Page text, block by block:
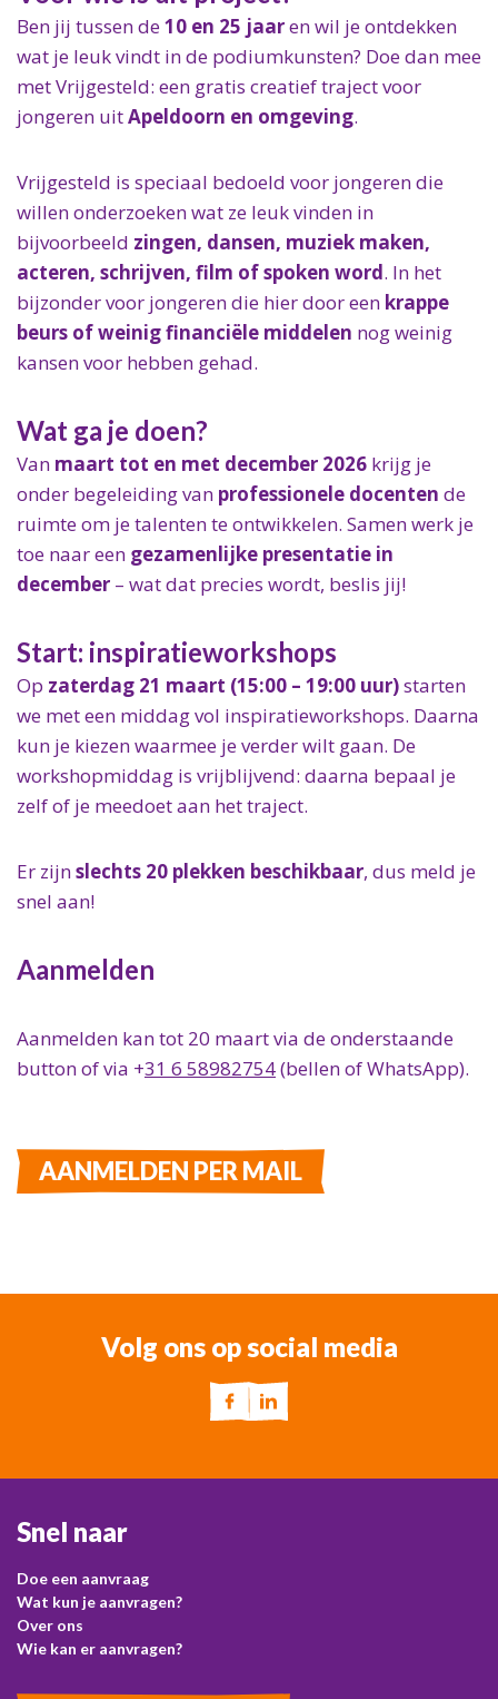
Ben jij tussen de10 en 25 jaaren wil je ontdekken
wat je leuk vindt in de podiumkunsten? Doe dan mee
met Vrijgesteld: een gratis creatief traject voor
jongeren uitApeldoorn en omgeving.
Vrijgesteld is speciaal bedoeld voor jongeren die
willen onderzoeken wat ze leuk vinden in
bijvoorbeeld zingen, dansen, muziek maken,
acteren, schrijven, film of spoken word. In het
bijzonder voor jongeren die hier door een krappe
beurs of weinig financiële middelen nog weinig
kansen voor hebben gehad.
Wat ga je doen?
Van maart tot en met december 2026 krijg je
onder begeleiding van professionele docenten de
ruimte om je talenten te ontwikkelen. Samen werk je
toe naar een gezamenlijke presentatie in
december – wat dat precies wordt, beslis jij!
Start: inspiratieworkshops
Op zaterdag 21 maart (15:00 – 19:00 uur)starten
we met een middag vol inspiratieworkshops. Daarna
kun je kiezen waarmee je verder wilt gaan. De
workshopmiddag is vrijblijvend: daarna bepaal je
zelf of je meedoet aan het traject.
Er zijnslechts 20 plekken beschikbaar, dus meld je
snel aan!
Aanmelden
Aanmelden kan tot 20 maart via de onderstaande
button of via +31 6 58982754(bellen of WhatsApp).
AANMELDEN PER MAIL
Volg ons op social media
Snel naar
Doe een aanvraag
Wat kun je aanvragen?
Over ons
Wie kan er aanvragen?